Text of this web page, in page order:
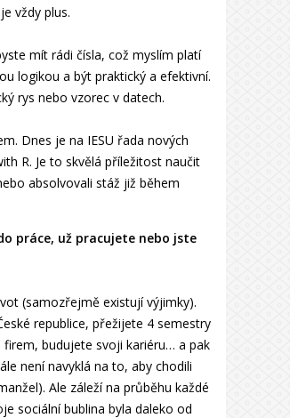
vždy plus.
mít rádi čísla, což myslím platí
logikou a být praktický a efektivní.
rys nebo vzorec v datech.
Dnes je na IESU řada nových
R. Je to skvělá příležitost naučit
absolvovali stáž již během
práce, už pracujete nebo jste
(samozřejmě existují výjimky).
republice, přežijete 4 semestry
budujete svoji kariéru… a pak
není navyklá na to, aby chodili
Ale záleží na průběhu každé
sociální bublina byla daleko od